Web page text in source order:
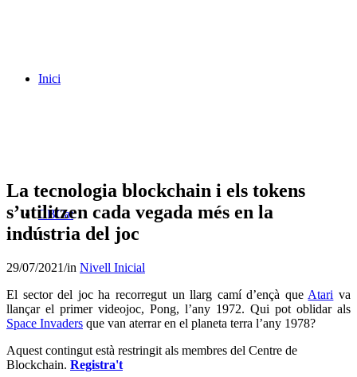
Inici
CBCat
La tecnologia blockchain i els tokens
s’utilitzen cada vegada més en la
indústria del joc
29/07/2021/in Nivell Inicial
El sector del joc ha recorregut un llarg camí d’ençà que Atari va
llançar el primer videojoc, Pong, l’any 1972. Qui pot oblidar als
Space Invaders que van aterrar en el planeta terra l’any 1978?
Aquest contingut està restringit als membres del Centre de
Blockchain. Registra't